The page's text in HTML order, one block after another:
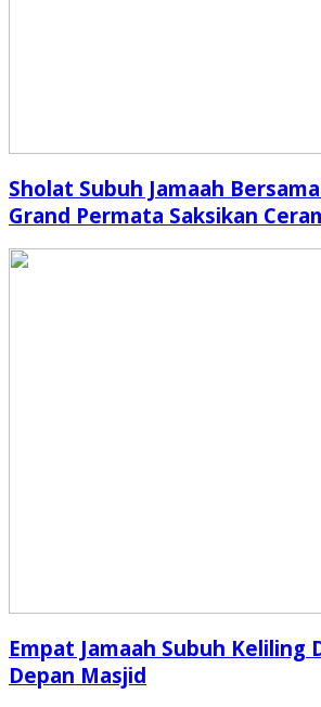
Sholat Subuh Jamaah
Grand Permata Saksikan
Empat Jamaah Subuh Keliling
Depan Masjid